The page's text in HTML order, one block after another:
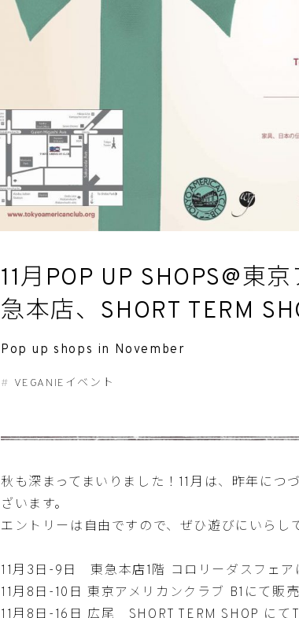
11月POP UP SHOPS@東
急本店、SHORT TERM
Pop up shops in November
VEGANIEイベント
秋も深まってまいりました！11月は、昨年につ
ざいます。
エントリーは自由ですので、ぜひ遊びにいらし
11月3日-9日 東急本店1階 コロリーダスフェア
11月8日-10日 東京アメリカンクラブ B1にて販売
11月8日-16日 広尾 SHORT TERM SHOP にて